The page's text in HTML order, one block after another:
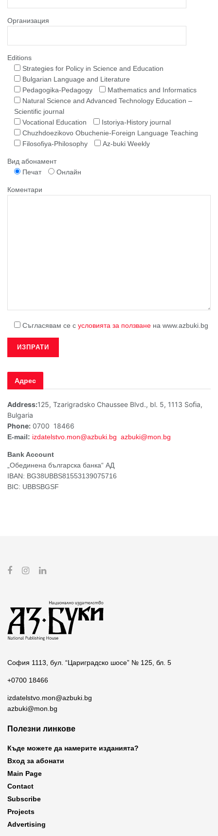
Организация
Editions
Strategies for Policy in Science and Education
Bulgarian Language and Literature
Pedagogika-Pedagogy
Mathematics and Informatics
Natural Science and Advanced Technology Education –
Scientific journal
Vocational Education
Istoriya-History journal
Chuzhdoezikovo Obuchenie-Foreign Language Teaching
Filosofiya-Philosophy
Az-buki Weekly
Вид абонамент
Печат
Онлайн
Коментари
Съгласявам се с условията за ползване на www.azbuki.bg
Адрес
Address:125, Tzarigradsko Chaussee Blvd., bl. 5, 1113 Soﬁa,
Bulgaria
Phone: 0700 18466
Е-mail: izdatelstvo.mon@azbuki.bg azbuki@mon.bg
Bank Account
„Обединена българска банка“ АД
IBAN: BG38UBBS81553139075716
BIC: UBBSBGSF
София 1113, бул. “Цариградско шосе” № 125, бл. 5
+0700 18466
izdatelstvo.mon@azbuki.bg
azbuki@mon.bg
Полезни линкове
Къде можете да намерите изданията?
Вход за абонати
Main Page
Contact
Subscribe
Projects
Advertising